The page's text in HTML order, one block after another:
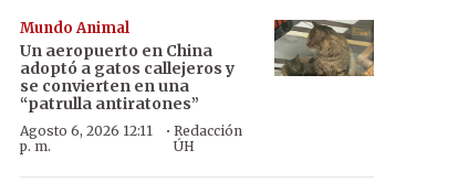
Mundo Animal
Un aeropuerto en China
adoptó a gatos callejeros y
se convierten en una
“patrulla antiratones”
Agosto 6, 2026 12:11
p. m.
· Redacción
ÚH